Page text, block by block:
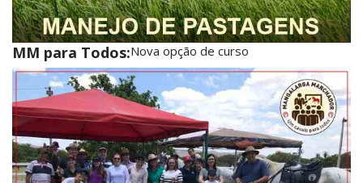
MM para Todos:Nova opção de curso